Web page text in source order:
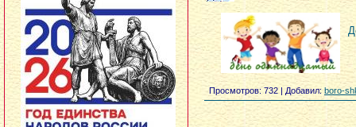
Просмотров: 732 | Добавил: boro-